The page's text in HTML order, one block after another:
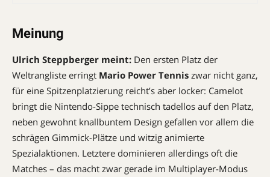
Meinung
Ulrich Steppberger meint: Den ersten Platz der
Weltrangliste erringt Mario Power Tennis zwar nicht ganz,
für eine Spitzenplatzierung reicht’s aber locker: Camelot
bringt die Nintendo-Sippe technisch tadellos auf den Platz,
neben ­gewohnt knallbuntem Design gefallen vor allem die
schrägen Gimmick-Plätze und witzig animierte
Spezialaktionen. Letztere dominieren allerdings oft die
Matches – das macht zwar gerade im Multiplayer-Modus